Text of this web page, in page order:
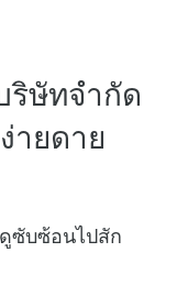
ษัทจำกัด
ายดาย
ซับซ้อนไปสัก